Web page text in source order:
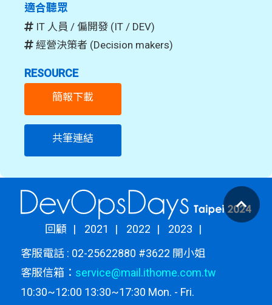
適合聽眾
IT 人員 / 偏開發 (IT / DEV)
經營決策者 (Decision makers)
RESOURCE
簡報下載
共筆連結
回顧 2021 2022
2023
客服電話 : 02-25622880 #3622 開小姐
客服信箱： service@mail.ithome.com.tw
10:30~12:00 13:30~17:30 Mon. - Fri.